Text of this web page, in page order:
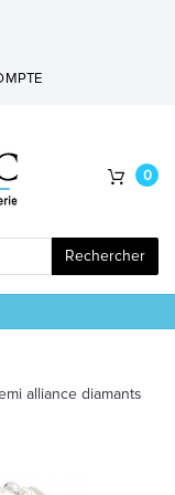
Rechercher
0
alliance diamants